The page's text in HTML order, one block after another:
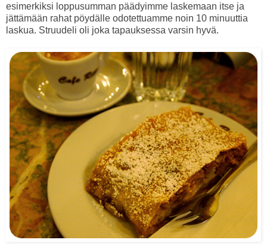
esimerkiksi loppusumman päädyimme laskemaan itse ja
jättämään rahat pöydälle odotettuamme noin 10 minuuttia
laskua. Struudeli oli joka tapauksessa varsin hyvä.